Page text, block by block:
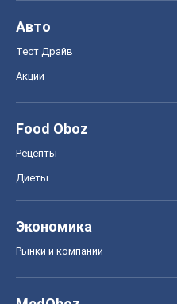
Авто
Тест Драйв
Акции
Food Oboz
Рецепты
Диеты
Экономика
Рынки и компании